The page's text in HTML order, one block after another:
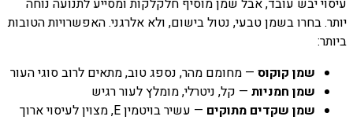
עיסוי יבש עובד, אבל שמן מוסיף חלקלקות ומסייע לתנועה נוחה
יותר. בחרו בשמן טבעי, נטול בישום, ולא אלרגני. האפשרויות הטובות
ביותר:
שמן קוקוס — מחומם מהר, נספג טוב, מתאים לרוב סוגי העור
שמן חמניות — קל, ניטרלי, מומלץ לעור רגיש
שמן שקדים מתוקים — עשיר בויטמין E, מצוין לעיסוי ארוך